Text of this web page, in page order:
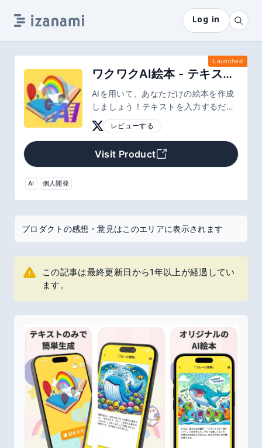
Log in
Launched
ワクワクAI絵本 - テキストのみで簡単絵本作成
AIを用いて、あなただけの絵本を作成
しましょう！テキストを入力するだけ
で、あなただけの絵本を作成すること
ができます。
レビューする
Visit Product
AI 個人開発
プロダクトの感想・意見はこのエリアに表示されます
この記事は最終更新日から1年以上が経過してい
ます。